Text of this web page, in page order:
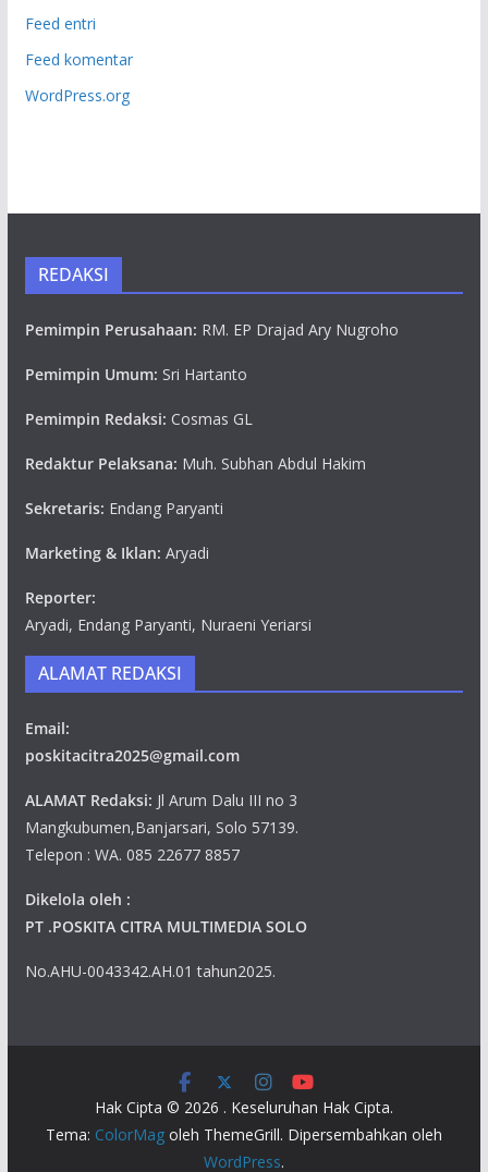
Feed entri
Feed komentar
WordPress.org
REDAKSI
Pemimpin Perusahaan: RM. EP Drajad Ary Nugroho
Pemimpin Umum: Sri Hartanto
Pemimpin Redaksi: Cosmas GL
Redaktur Pelaksana: Muh. Subhan Abdul Hakim
Sekretaris: Endang Paryanti
Marketing & Iklan: Aryadi
Reporter:
Aryadi, Endang Paryanti, Nuraeni Yeriarsi
ALAMAT REDAKSI
Email:
poskitacitra2025@gmail.com
ALAMAT Redaksi: Jl Arum Dalu III no 3
Mangkubumen,Banjarsari, Solo 57139.
Telepon : WA. 085 22677 8857
Dikelola oleh :
PT .POSKITA CITRA MULTIMEDIA SOLO
No.AHU-0043342.AH.01 tahun2025.
Hak Cipta © 2026 . Keseluruhan Hak Cipta.
Tema: ColorMagoleh ThemeGrill. Dipersembahkan oleh
WordPress.